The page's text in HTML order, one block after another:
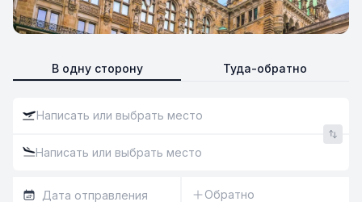
В одну сторону Туда-обратно
Обратно